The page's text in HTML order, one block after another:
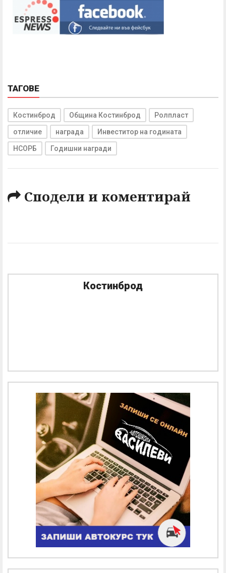
ТАГОВЕ
Костинброд Община Костинброд Ролпласт
отличие награда Инвеститор на годината
НСОРБ Годишни награди
Сподели и коментирай
Костинброд